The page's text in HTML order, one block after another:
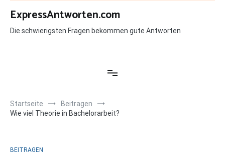
Zum
Inhalt
springen
ExpressAntworten.com
Die schwierigsten Fragen bekommen gute Antworten
Startseite
Beitragen
Wie viel Theorie in Bachelorarbeit?
BEITRAGEN